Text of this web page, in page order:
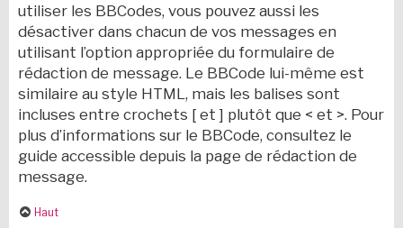
utiliser les BBCodes, vous pouvez aussi les
désactiver dans chacun de vos messages en
utilisant l’option appropriée du formulaire de
rédaction de message. Le BBCode lui-même est
similaire au style HTML, mais les balises sont
incluses entre crochets [ et ] plutôt que < et >. Pour
plus d’informations sur le BBCode, consultez le
guide accessible depuis la page de rédaction de
message.
Haut